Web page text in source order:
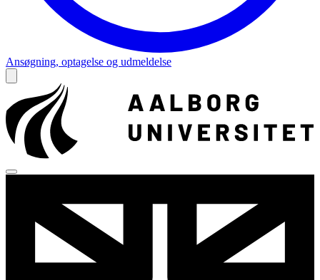
Ansøgning, optagelse og udmeldelse